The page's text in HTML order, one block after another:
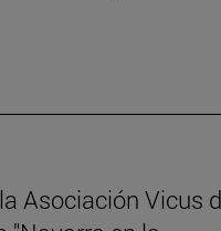
Asociación Vicus